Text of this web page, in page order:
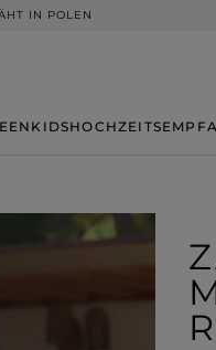
IN POLEN
KIDS